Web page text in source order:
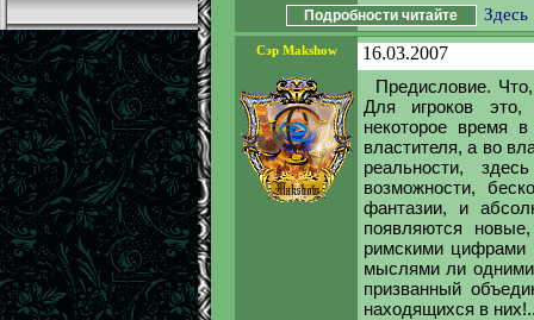
Подробности читайте Здесь
Сэр Makshow
16.03.2007
Предисловие.
Для игроков это,
некоторое время
властителя, а во
реальности,
возможности,
фантазии, и
появляются
римскими
мыслями ли
призванный
находящихся в